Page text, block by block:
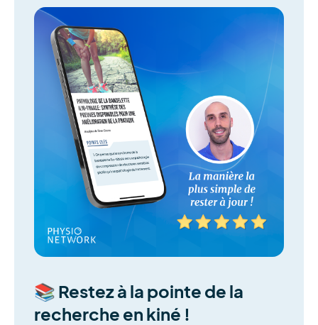
📚 Restez à la pointe de la
recherche en kiné !